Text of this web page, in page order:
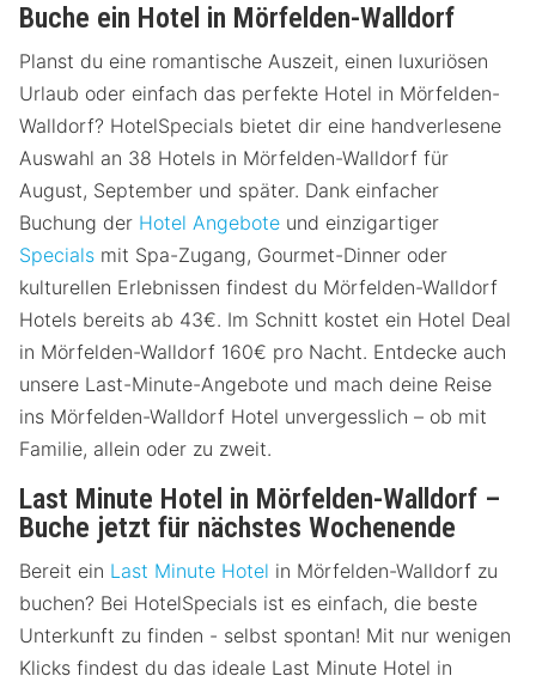
Buche ein Hotel in Mörfelden-Walldorf
Planst du eine romantische Auszeit, einen luxuriösen
Urlaub oder einfach das perfekte Hotel in Mörfelden-
Walldorf? HotelSpecials bietet dir eine handverlesene
Auswahl an 38 Hotels in Mörfelden-Walldorf für
August, September und später. Dank einfacher
Buchung der Hotel Angebote und einzigartiger
Specials mit Spa-Zugang, Gourmet-Dinner oder
kulturellen Erlebnissen findest du Mörfelden-Walldorf
Hotels bereits ab 43€. Im Schnitt kostet ein Hotel Deal
in Mörfelden-Walldorf 160€ pro Nacht. Entdecke auch
unsere Last-Minute-Angebote und mach deine Reise
ins Mörfelden-Walldorf Hotel unvergesslich – ob mit
Familie, allein oder zu zweit.
Last Minute Hotel in Mörfelden-Walldorf –
Buche jetzt für nächstes Wochenende
Bereit ein Last Minute Hotel in Mörfelden-Walldorf zu
buchen? Bei HotelSpecials ist es einfach, die beste
Unterkunft zu finden - selbst spontan! Mit nur wenigen
Klicks findest du das ideale Last Minute Hotel in